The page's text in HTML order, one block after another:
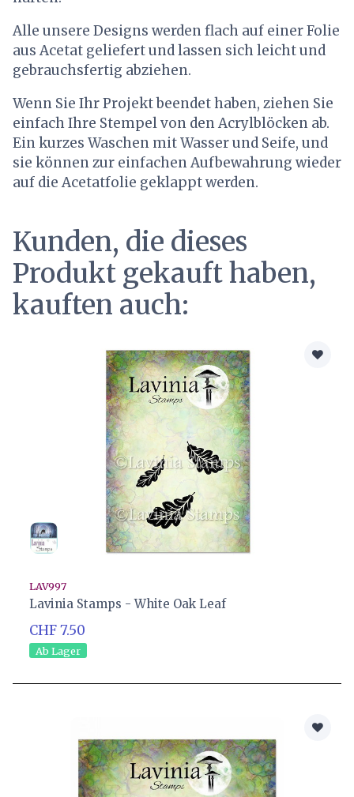
Alle unsere Designs werden flach auf einer Folie
aus Acetat geliefert und lassen sich leicht und
gebrauchsfertig abziehen.
Wenn Sie Ihr Projekt beendet haben, ziehen Sie
einfach Ihre Stempel von den Acrylblöcken ab.
Ein kurzes Waschen mit Wasser und Seife, und
sie können zur einfachen Aufbewahrung wieder
auf die Acetatfolie geklappt werden.
Kunden, die dieses
Produkt gekauft haben,
kauften auch:
LAV997
Lavinia Stamps - White Oak Leaf
CHF 7.50
Ab Lager